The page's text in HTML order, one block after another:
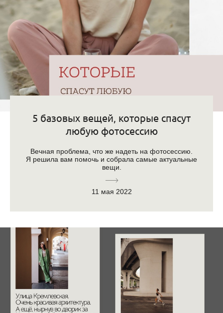
5 базовых вещей, которые спасут
любую фотосессию
Вечная проблема, что же надеть на фотосессию.
Я решила вам помочь и собрала самые актуальные
вещи.
11 мая 2022